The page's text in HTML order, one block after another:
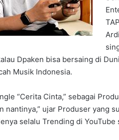
Dpaken bisa bersaing di
Musik Indonesia.
“Cerita Cinta,” sebagai
nantinya,” ujar Produser yang
selalu Trending di